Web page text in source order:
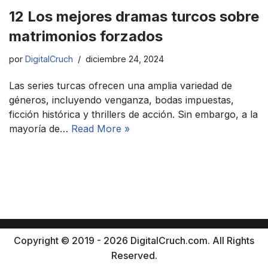
12 Los mejores dramas turcos sobre
matrimonios forzados
por DigitalCruch diciembre 24, 2024
Las series turcas ofrecen una amplia variedad de
géneros, incluyendo venganza, bodas impuestas,
ficción histórica y thrillers de acción. Sin embargo, a la
mayoría de… Read More »
Copyright © 2019 - 2026 DigitalCruch.com. All Rights
Reserved.